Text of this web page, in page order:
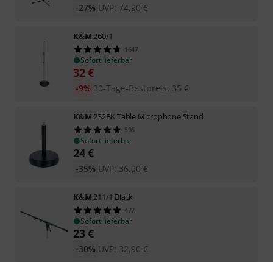
UVP: 74,90 €
-27%
K&M 260/1
1647
Sofort lieferbar
32€
30-Tage-Bestpreis: 35 €
-9%
K&M 232BK Table Microphone Stand
595
Sofort lieferbar
24€
UVP: 36,90 €
-35%
K&M 211/1 Black
477
Sofort lieferbar
23€
UVP: 32,90 €
-30%